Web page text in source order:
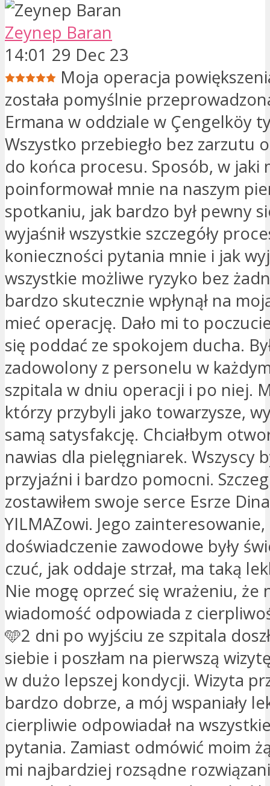
Zeynep Baran
14:01 29 Dec 23
Moja operacja
została pomyślnie
Ermana w oddziale w Çengelköy
Wszystko przebiegło bez zarzutu
do końca procesu. Sposób, w jaki
poinformował mnie na naszym
spotkaniu, jak bardzo był pewny
wyjaśnił wszystkie szczegóły
konieczności pytania mnie i jak
wszystkie możliwe ryzyko bez
bardzo skutecznie wpłynął na
mieć operację. Dało mi to
się poddać ze spokojem ducha.
zadowolony z personelu w
szpitala w dniu operacji i po niej.
którzy przybyli jako towarzysze,
samą satysfakcję. Chciałbym
nawias dla pielęgniarek. Wszyscy
przyjaźni i bardzo pomocni.
zostawiłem swoje serce Esrze
YILMAZowi. Jego
doświadczenie zawodowe były
czuć, jak oddaje strzał, ma taką
Nie mogę oprzeć się wrażeniu, że
wiadomość odpowiada z
🩵2 dni po wyjściu ze szpitala
siebie i poszłam na pierwszą
w dużo lepszej kondycji. Wizyta
bardzo dobrze, a mój wspaniały
cierpliwie odpowiadał na
pytania. Zamiast odmówić moim
mi najbardziej rozsądne